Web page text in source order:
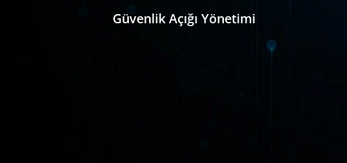
Güvenlik Açığı Yönetimi